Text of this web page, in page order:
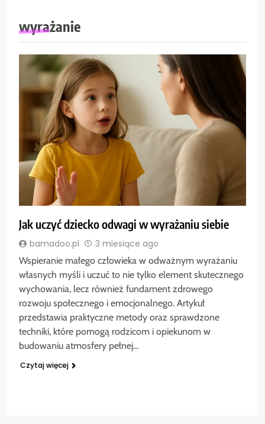
wyrażanie
Jak uczyć dziecko odwagi w wyrażaniu siebie
bamadoo.pl 3 miesiące ago
Wspieranie małego człowieka w odważnym wyrażaniu
własnych myśli i uczuć to nie tylko element skutecznego
wychowania, lecz również fundament zdrowego
rozwoju społecznego i emocjonalnego. Artykuł
przedstawia praktyczne metody oraz sprawdzone
techniki, które pomogą rodzicom i opiekunom w
budowaniu atmosfery pełnej…
Czytaj więcej